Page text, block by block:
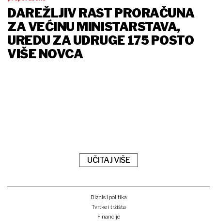
DAREŽLJIV RAST PRORAČUNA
ZA VEĆINU MINISTARSTAVA,
UREDU ZA UDRUGE 175 POSTO
VIŠE NOVCA
UČITAJ VIŠE
Biznis i politika
Tvrtke i tržišta
Financije